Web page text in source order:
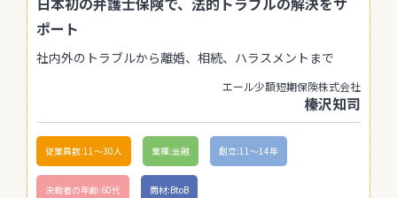
ポート
社内外のトラブルから離婚、相続、ハラスメントまで
エール少額短期保険株式会社
榛沢知司
従業員数:11〜30人 業種:金融 創立:11〜14年
決裁者の年齢:60代 商材:BtoB